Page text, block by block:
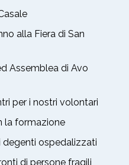
alla Fiera di San
Assemblea di Avo
per i nostri volontari
la formazione
degenti ospedalizzati
di persone fragili